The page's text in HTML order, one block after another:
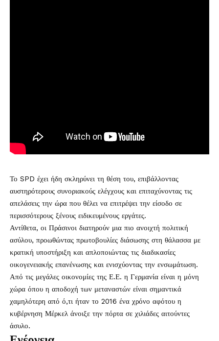
Το SPD έχει ήδη σκληρύνει τη θέση του, επιβάλλοντας
αυστηρότερους συνοριακούς ελέγχους και επιταχύνοντας τις
απελάσεις την ώρα που θέλει να επιτρέψει την είσοδο σε
περισσότερους ξένους ειδικευμένους εργάτες.
Αντίθετα, οι Πράσινοι διατηρούν μια πιο ανοιχτή πολιτική
ασύλου, προωθώντας πρωτοβουλίες διάσωσης στη θάλασσα με
κρατική υποστήριξη και απλοποιώντας τις διαδικασίες
οικογενειακής επανένωσης και ενισχύοντας την ενσωμάτωση.
Από τις μεγάλες οικονομίες της Ε.Ε. η Γερμανία είναι η μόνη
χώρα όπου η αποδοχή των μεταναστών είναι σημαντικά
χαμηλότερη από ό,τι ήταν το 2016 ένα χρόνο αφότου η
κυβέρνηση Μέρκελ άνοιξε την πόρτα σε χιλιάδες αιτούντες
άσυλο.